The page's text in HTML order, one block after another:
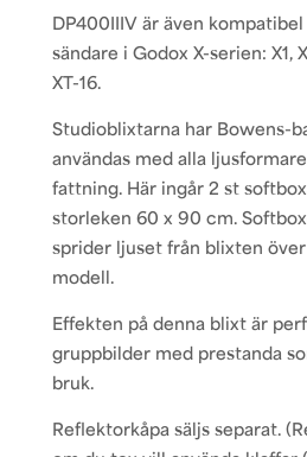
DP400IIIV är även
sändare i Godox X-serien: X1,
XT-16.
Studioblixtarna har Bowens-
användas med alla
fattning. Här ingår 2 st
storleken 60 x 90 cm.
sprider ljuset från blixten
modell.
Effekten på denna blixt är
gruppbilder med prestanda
bruk.
Reflektorkåpa säljs separat.